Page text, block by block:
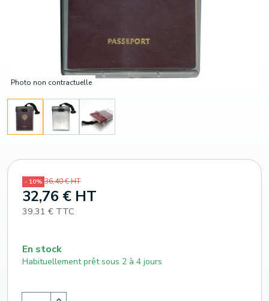
Photo non contractuelle
- 10% 36,40 € HT
32,76 € HT
39,31 € TTC
En stock
Habituellement prêt sous 2 à 4 jours